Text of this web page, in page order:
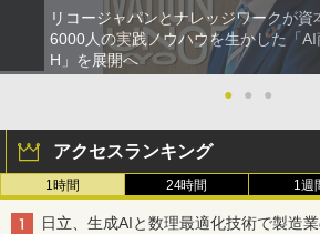
リコージャパンとナレッジワークが資
6000人の実践ノウハウを生かした「
H」を展開へ
●
● ●
アクセスランキング
1時間 24時間 1週
日立、生成AIと数理最適化技術で製造